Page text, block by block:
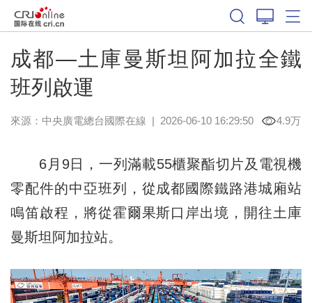
成都—土庫曼斯坦阿加拉全鐵
班列啟運
來源：中央廣電總台國際在線 | 2026-06-10 16:29:50 4.9万
6月9日，一列滿載55櫃聚酯切片及電視機
零配件的中亞班列，從成都國際鐵路港城廂站
鳴笛啟程，將從霍爾果斯口岸出境，開往土庫
曼斯坦阿加拉站。